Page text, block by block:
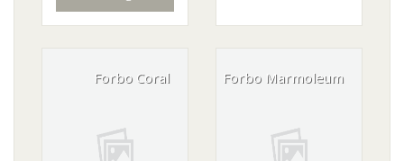
Forbo Coral Forbo Marmoleum